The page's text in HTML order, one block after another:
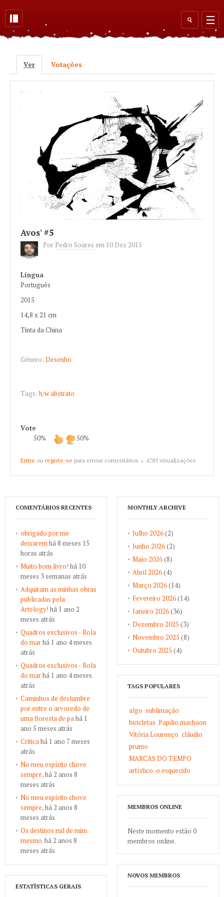
Search
form
Primary tabs
Ver (active tab)
Votações
Avos' #5
Por Pedro Soares em 10 Dez 2015
Língua
Português
2015
14,8 x 21 cm
Tinta da China
Género: Desenho
Tags: b/wabstrato
Vote
50%
50%
Entre ou registe-se para enviar comentários 4785 visualizações
COMENTÁRIOS RECENTES
obrigado por me
deixaremhá 8 meses 15
horas atrás
Muito bom livro! há 10
meses 3 semanas atrás
Adquiram as minhas obras
publicadas pela
Artelogy! há 1 ano 2
meses atrás
Quadros exclusivos - Rola
do marhá 1 ano 4 meses
atrás
Quadros exclusivos - Rola
do marhá 1 ano 4 meses
atrás
Caminhos de deslumbre
por entre o arvoredo de
uma floresta de pahá 1
ano 5 meses atrás
Criticahá 1 ano 7 meses
atrás
No meu espírito chove
sempre,há 2 anos 8
meses atrás
No meu espírito chove
sempre,há 2 anos 8
meses atrás
Os destinos mil de mim
mesmo.há 2 anos 8
meses atrás
MONTHLY ARCHIVE
Julho 2026(2)
Junho 2026(2)
Maio 2026(8)
Abril 2026(4)
Março 2026(14)
Fevereiro 2026(14)
Janeiro 2026(36)
Dezembro 2025 (3)
Novembro 2025 (8)
Outubro 2025 (4)
TAGS POPULARES
algo sublimação
bicicletas Papilio machaon
Vitória Lourenço cláudio
prumo
MARCAS DO TEMPO
artístico o esquecido
MEMBROS ONLINE
Neste momento estão 0
membros online.
NOVOS MEMBROS
ESTATÍSTICAS GERAIS